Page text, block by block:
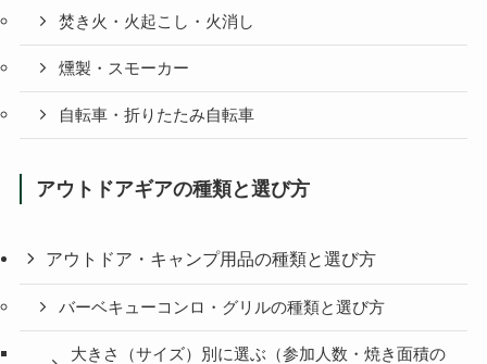
焚き火・火起こし・火消し
燻製・スモーカー
自転車・折りたたみ自転車
アウトドアギアの種類と選び方
アウトドア・キャンプ用品の種類と選び方
バーベキューコンロ・グリルの種類と選び方
大きさ（サイズ）別に選ぶ（参加人数・焼き面積の